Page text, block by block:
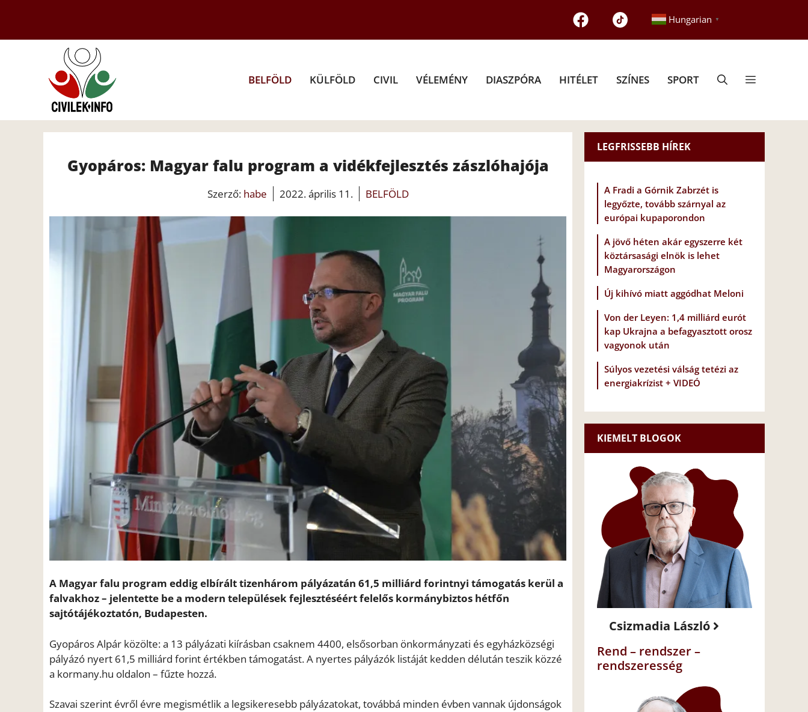
tartalomba
Hungarian ▼
BELFÖLD KÜLFÖLD CIVIL VÉLEMÉNY DIASZPÓRA HITÉLET SZÍNES SPORT
Gyopáros: Magyar falu program a vidékfejlesztés zászlóhajója
Szerző: habe 2022. április 11. BELFÖLD
A Magyar falu program eddig elbírált tizenhárom pályázatán 61,5 milliárd forintnyi támogatás kerül a
falvakhoz – jelentette be a modern települések fejlesztéséért felelős kormánybiztos hétfőn
sajtótájékoztatón, Budapesten.
Gyopáros Alpár közölte: a 13 pályázati kiírásban csaknem 4400, elsősorban önkormányzati és egyházközségi
pályázó nyert 61,5 milliárd forint értékben támogatást. A nyertes pályázók listáját kedden délután teszik közzé
a kormany.hu oldalon – fűzte hozzá.
Szavai szerint évről évre megismétlik a legsikeresebb pályázatokat, továbbá minden évben vannak újdonságok
LEGFRISSEBB HÍREK
A Fradi a Górnik Zabrzét is
legyőzte, tovább szárnyal az
európai kupaporondon
A jövő héten akár egyszerre két
köztársasági elnök is lehet
Magyarországon
Új kihívó miatt aggódhat Meloni
Von der Leyen: 1,4 milliárd eurót
kap Ukrajna a befagyasztott orosz
vagyonok után
Súlyos vezetési válság tetézi az
energiakrízist + VIDEÓ
KIEMELT BLOGOK
Csizmadia László
Rend – rendszer –
rendszeresség